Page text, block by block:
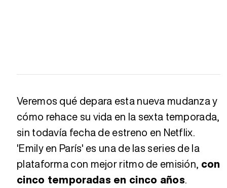
Veremos qué depara esta nueva mudanza y
cómo rehace su vida en la sexta temporada,
sin todavía fecha de estreno en Netflix.
'Emily en París' es una de las series de la
plataforma con mejor ritmo de emisión, con
cinco temporadas en cinco años.